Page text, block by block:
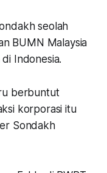
seolah
BUMN Malaysia
Indonesia.
berbuntut
korporasi itu
Sondakh